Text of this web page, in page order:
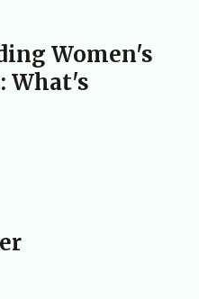
Women's
What's